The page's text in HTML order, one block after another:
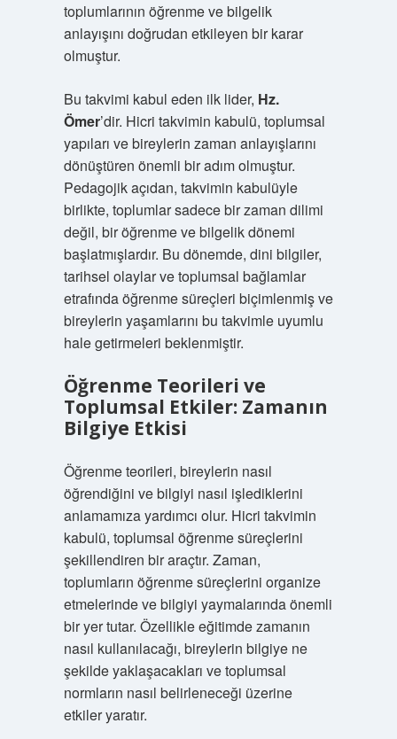
toplumlarının öğrenme ve bilgelik
anlayışını doğrudan etkileyen bir karar
olmuştur.
Bu takvimi kabul eden ilk lider, Hz.
Ömer’dir. Hicri takvimin kabulü, toplumsal
yapıları ve bireylerin zaman anlayışlarını
dönüştüren önemli bir adım olmuştur.
Pedagojik açıdan, takvimin kabulüyle
birlikte, toplumlar sadece bir zaman dilimi
değil, bir öğrenme ve bilgelik dönemi
başlatmışlardır. Bu dönemde, dini bilgiler,
tarihsel olaylar ve toplumsal bağlamlar
etrafında öğrenme süreçleri biçimlenmiş ve
bireylerin yaşamlarını bu takvimle uyumlu
hale getirmeleri beklenmiştir.
Öğrenme Teorileri ve
Toplumsal Etkiler: Zamanın
Bilgiye Etkisi
Öğrenme teorileri, bireylerin nasıl
öğrendiğini ve bilgiyi nasıl işlediklerini
anlamamıza yardımcı olur. Hicri takvimin
kabulü, toplumsal öğrenme süreçlerini
şekillendiren bir araçtır. Zaman,
toplumların öğrenme süreçlerini organize
etmelerinde ve bilgiyi yaymalarında önemli
bir yer tutar. Özellikle eğitimde zamanın
nasıl kullanılacağı, bireylerin bilgiye ne
şekilde yaklaşacakları ve toplumsal
normların nasıl belirleneceği üzerine
etkiler yaratır.